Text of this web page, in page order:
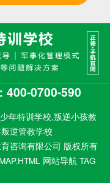
400-0700-590
年特训学校,叛逆小孩教
逆管教学校
咨询有限公司 版权所有
网站导航 TAG